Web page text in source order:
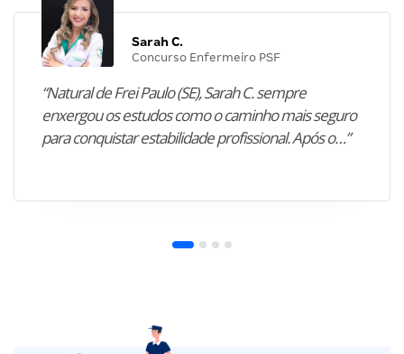
Sarah C.
Concurso Enfermeiro PSF
“Natural de Frei Paulo (SE), Sarah C. sempre
enxergou os estudos como o caminho mais seguro
para conquistar estabilidade profissional. Após o…”